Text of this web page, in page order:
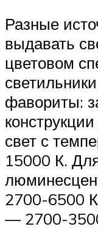
Разные
выдавать
цветовом
фавориты:
свет с
15000 К.
2700-6500
— 2700-